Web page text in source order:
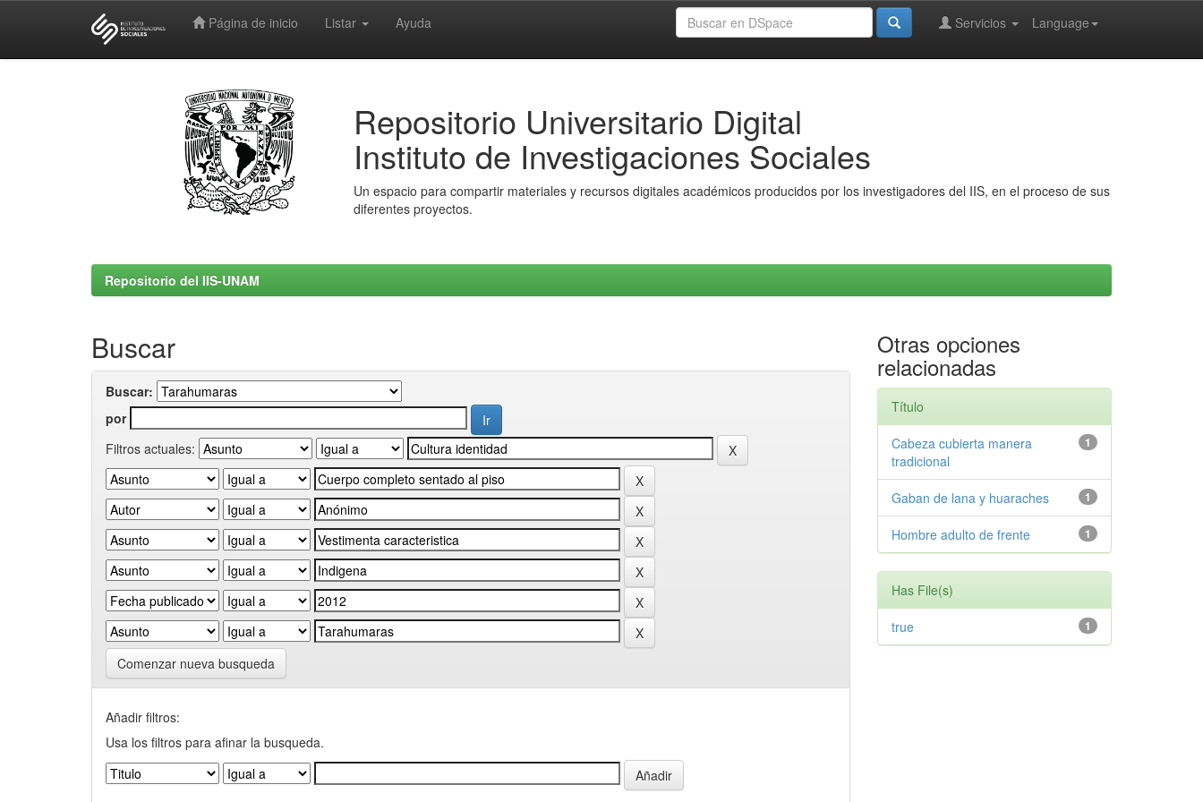
Página de inicio Listar Ayuda Language
Servicios
Repositorio Universitario Digital
Instituto de Investigaciones Sociales
Un espacio para compartir materiales y recursos digitales académicos producidos por los investigadores del IIS, en el proceso de sus
diferentes proyectos.
Repositorio del IIS-UNAM
Buscar
Buscar:
por
Filtros actuales:
Comenzar nueva busqueda
Añadir filtros:
Usa los filtros para afinar la busqueda.
Otras opciones
relacionadas
Título
1
Cabeza cubierta manera
tradicional
1
Gaban de lana y huaraches
1
Hombre adulto de frente
Has File(s)
1
true